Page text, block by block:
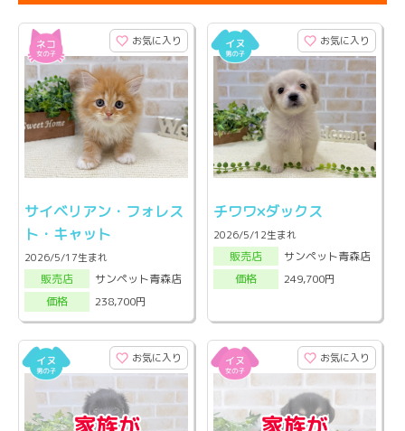
お気に入り
サイベリアン・フォレス
ト・キャット
2026/5/17生まれ
販売店
サンペット青森店
価格
238,700円
お気に入り
チワワ×ダックス
2026/5/12生まれ
販売店
サンペット青森店
価格
249,700円
お気に入り お気に入り